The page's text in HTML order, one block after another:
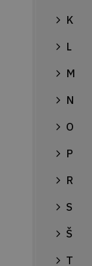
K
L
M
N
O
P
R
S
Š
T